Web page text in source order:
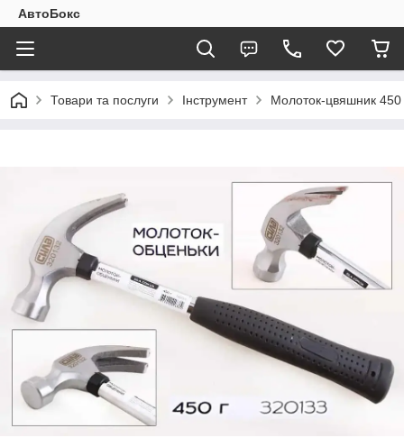
АвтоБокс
Товари та послуги Інструмент Молоток-цвяшник 450